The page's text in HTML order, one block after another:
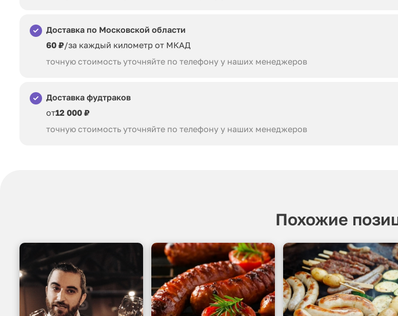
Доставка по Московской области
60 ₽/за каждый километр от МКАД
точную стоимость уточняйте по телефону у наших менеджеров
Доставка фудтраков
от12 000 ₽
точную стоимость уточняйте по телефону у наших менеджеров
Похожие